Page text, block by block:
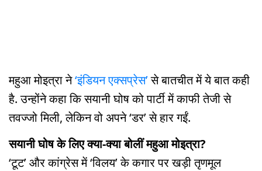
महुआ मोइत्रा ने‘इंडियन एक्सप्रेस’से बातचीत में ये बात कही
है. उन्होंने कहा कि सयानी घोष को पार्टी में काफी तेजी से
तवज्जो मिली, लेकिन वो अपने ‘डर’ से हार गईं.
सयानी घोष के लिए क्या-क्या बोलीं महुआ मोइत्रा?
‘टूट’ और कांग्रेस में ‘विलय’ के कगार पर खड़ी तृणमूल